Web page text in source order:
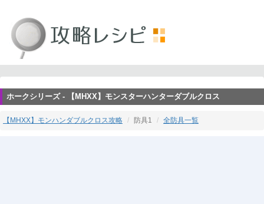
ホークシリーズ - 【MHXX】モンスターハンターダブルクロス
【MHXX】モンハンダブルクロス攻略 防具1 全防具一覧